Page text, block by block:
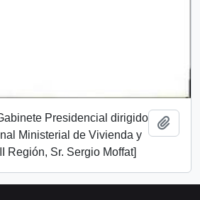
Presidencial dirigido
Ministerial de Vivienda y
Región, Sr. Sergio Moffat]